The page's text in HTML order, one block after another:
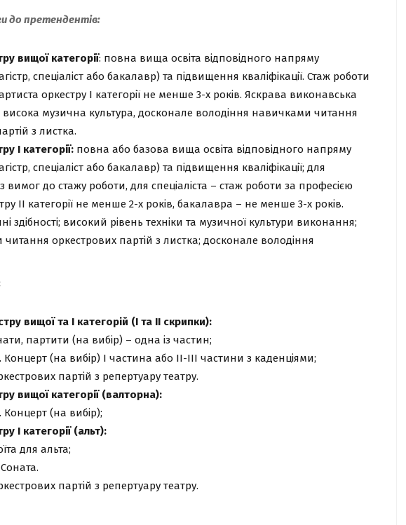
до претендентів:
вищої категорії: повна вища освіта відповідного напряму
спеціаліст або бакалавр) та підвищення кваліфікації. Стаж роботи
оркестру І категорії не менше 3-х років. Яскрава виконавська
висока музична культура, досконале володіння навичками читання
з листка.
I категорії: повна або базова вища освіта відповідного напряму
спеціаліст або бакалавр) та підвищення кваліфікації; для
вимог до стажу роботи, для спеціаліста – стаж роботи за професією
II категорії не менше 2-х років, бакалавра – не менше 3-х років.
здібності; високий рівень техніки та музичної культури виконання;
читання оркестрових партій з листка; досконале володіння
вищої та І категорій (І та ІІ скрипки):
партити (на вибір) – одна із частин;
(на вибір) І частина або ІІ-ІІІ частини з каденціями;
партій з репертуару театру.
вищої категорії (валторна):
Концерт (на вибір);
І категорії (альт):
для альта;
партій з репертуару театру.